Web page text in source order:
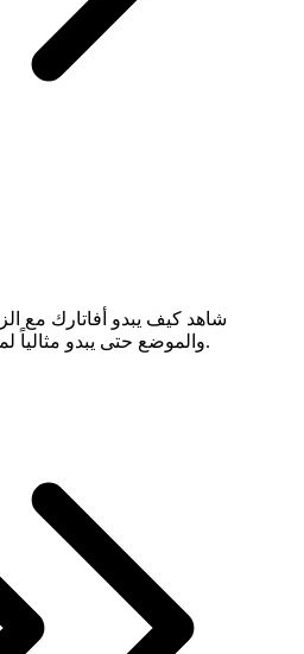
شاهد كيف يبدو أفاتارك مع
والموضع حتى يبدو مثالياً لملفك الشخصي على ديسكورد.